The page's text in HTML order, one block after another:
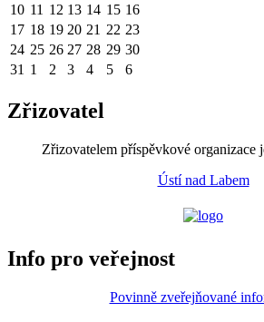
10 11 12 13 14 15 16
17 18 19 20 21 22 23
24 25 26 27 28 29 30
31 1 2 3 4 5 6
Zřizovatel
Zřizovatelem příspěvkové organizace
Ústí nad Labem
Info pro veřejnost
Povinně zveřejňované